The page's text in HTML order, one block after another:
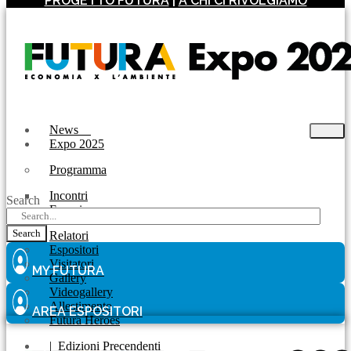
News
Expo 2025
Programma
Incontri
Experience
Relatori
Espositori
Visitatori
Gallery
Videogallery
Allestimento
Futura Heroes
| Edizioni Precendenti
Search
Search
MY FUTURA
AREA ESPOSITORI